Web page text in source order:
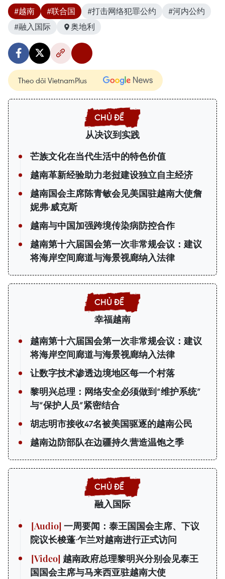
#越南 #联合国 #打击网络犯罪公约
#河内公约
#融入国际
奥地利
Theo dõi VietnamPlus
从决议到实践
芒族文化在当代生活中的特色价值
越南革新经验助力老挝建设独立自主经济
越南国会主席陈青敏会见美国驻越南大使詹
妮弗·威克斯
越南与中国加强跨境传染病防控合作
越南第十六届国会第一次非常规会议：建议
将海岸空间廊道与海景视廊纳入法律
幸福越南
越南第十六届国会第一次非常规会议：建议
将海岸空间廊道与海景视廊纳入法律
让数字技术渗透边境地区每一个村落
黎明兴总理：网络安全必须做到“维护系统”
与“保护人员”紧密结合
胡志明市接收47名被美国驱逐的越南公民
越南边防部队在边疆持久营造温饱之季
融入国际
一周要闻：泰王国国会主席、下议
院议长梭蓬·乍兰对越南进行正式访问
越南政府总理黎明兴分别会见泰王
国国会主席与马来西亚驻越南大使